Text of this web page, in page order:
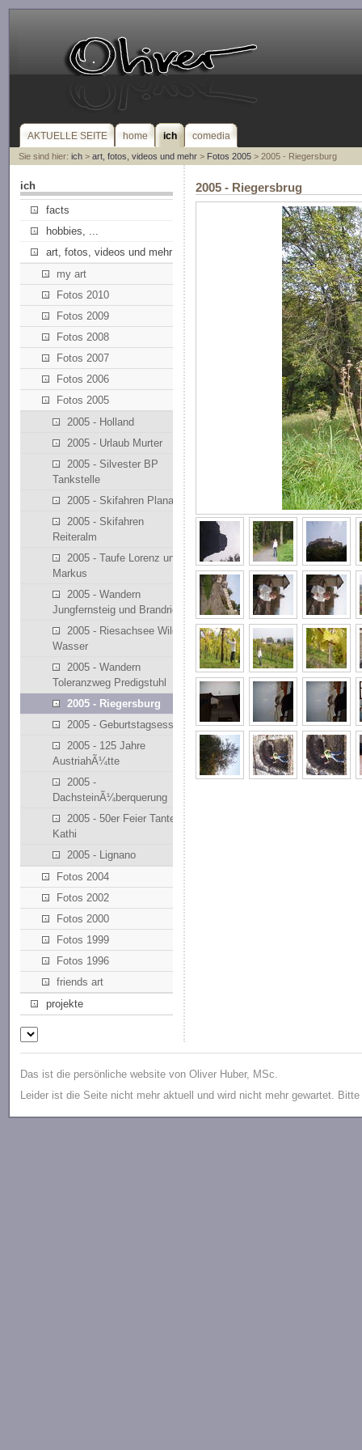
AKTUELLE SEITE home ich comedia
Sie sind hier: ich> art, fotos, videos und mehr> Fotos 2005> 2005 - Riegersburg
ich
facts
hobbies, ...
art, fotos, videos und mehr
my art
Fotos 2010
Fotos 2009
Fotos 2008
Fotos 2007
Fotos 2006
Fotos 2005
2005 - Holland
2005 - Urlaub Murter
2005 - Silvester BP
Tankstelle
2005 - Skifahren Planai
2005 - Skifahren
Reiteralm
2005 - Taufe Lorenz und
Markus
2005 - Wandern
Jungfernsteig und Brandriedl
2005 - Riesachsee Wilde
Wasser
2005 - Wandern
Toleranzweg Predigstuhl
2005 - Riegersburg
2005 - Geburtstagsessen
2005 - 125 Jahre
AustriahÃ¼tte
2005 -
DachsteinÃ¼berquerung
2005 - 50er Feier Tante
Kathi
2005 - Lignano
Fotos 2004
Fotos 2002
Fotos 2000
Fotos 1999
Fotos 1996
friends art
projekte
2005 - Riegersbrug
Das ist die persönliche website von Oliver Huber, MSc.
Leider ist die Seite nicht mehr aktuell und wird nicht mehr gewartet.